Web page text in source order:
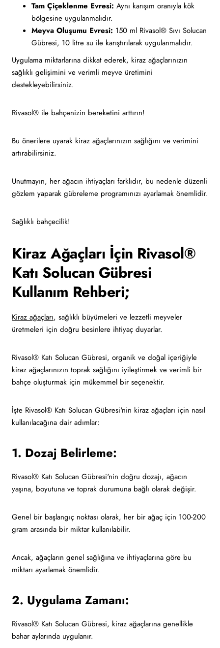
Tam Çiçeklenme Evresi: Aynı karışım oranıyla kök
bölgesine uygulanmalıdır.
Meyva Oluşumu Evresi: 150 ml Rivasol® Sıvı Solucan
Gübresi, 10 litre su ile karıştırılarak uygulanmalıdır.
Uygulama miktarlarına dikkat ederek, kiraz ağaçlarınızın
sağlıklı gelişimini ve verimli meyve üretimini
destekleyebilirsiniz.
Rivasol® ile bahçenizin bereketini arttırın!
Bu önerilere uyarak kiraz ağaçlarınızın sağlığını ve verimini
artırabilirsiniz.
Unutmayın, her ağacın ihtiyaçları farklıdır, bu nedenle düzenli
gözlem yaparak gübreleme programınızı ayarlamak önemlidir.
Sağlıklı bahçecilik!
Kiraz Ağaçları İçin Rivasol®
Katı Solucan Gübresi
Kullanım Rehberi;
Kiraz ağaçları, sağlıklı büyümeleri ve lezzetli meyveler
üretmeleri için doğru besinlere ihtiyaç duyarlar.
Rivasol® Katı Solucan Gübresi, organik ve doğal içeriğiyle
kiraz ağaçlarınızın toprak sağlığını iyileştirmek ve verimli bir
bahçe oluşturmak için mükemmel bir seçenektir.
İşte Rivasol® Katı Solucan Gübresi'nin kiraz ağaçları için nasıl
kullanılacağına dair adımlar:
1. Dozaj Belirleme:
Rivasol® Katı Solucan Gübresi'nin doğru dozajı, ağacın
yaşına, boyutuna ve toprak durumuna bağlı olarak değişir.
Genel bir başlangıç noktası olarak, her bir ağaç için 100-200
gram arasında bir miktar kullanılabilir.
Ancak, ağaçların genel sağlığına ve ihtiyaçlarına göre bu
miktarı ayarlamak önemlidir.
2. Uygulama Zamanı:
Rivasol® Katı Solucan Gübresi, kiraz ağaçlarına genellikle
bahar aylarında uygulanır.